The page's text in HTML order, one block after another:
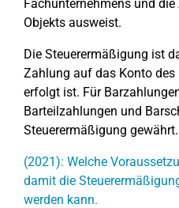
Fachunternehmens und
Objekts ausweist.
Die Steuerermäßigung ist
Zahlung auf das Konto des
erfolgt ist. Für
Barteilzahlungen und
Steuerermäßigung gewährt.
(2021): Welche
damit die
werden kann.